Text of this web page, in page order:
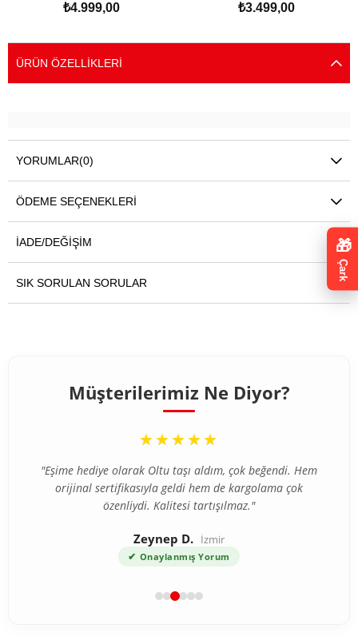
Yüzük
₺4.999,00
925 Ayar Gümüş Yüzük
₺3.499,00
ÜRÜN ÖZELLIKLERI
YORUMLAR(0)
ÖDEME SEÇENEKLERI
İADE/DEĞIŞIM
SIK SORULAN SORULAR
Müşterilerimiz Ne Diyor?
“
★★★★★
"Eşime hediye olarak Oltu taşı aldım, çok beğendi. Hem
orijinal sertifikasıyla geldi hem de kargolama çok
özenliydi. Kalitesi tartışılmaz."
Zeynep D. İzmir
✔ Onaylanmış Yorum
🎁
Çark